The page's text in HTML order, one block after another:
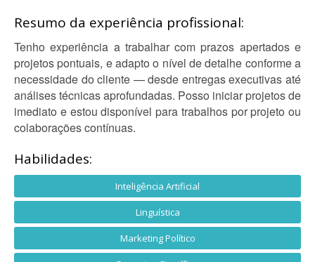
Resumo da experiência profissional:
Tenho experiência a trabalhar com prazos apertados e
projetos pontuais, e adapto o nível de detalhe conforme a
necessidade do cliente — desde entregas executivas até
análises técnicas aprofundadas. Posso iniciar projetos de
imediato e estou disponível para trabalhos por projeto ou
colaborações contínuas.
Habilidades:
Inteligência Artificial
Linguística
Marketing Político